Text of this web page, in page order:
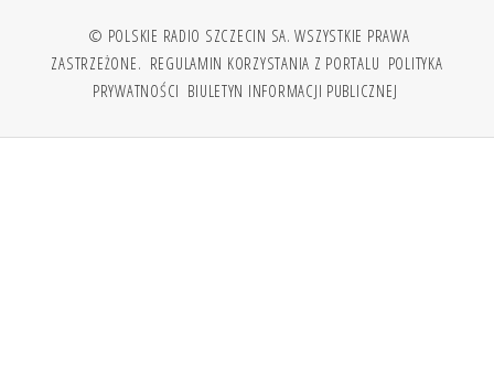
© POLSKIE RADIO SZCZECIN SA. WSZYSTKIE PRAWA
ZASTRZEŻONE. REGULAMIN KORZYSTANIA Z PORTALU POLITYKA
PRYWATNOŚCI BIULETYN INFORMACJI PUBLICZNEJ